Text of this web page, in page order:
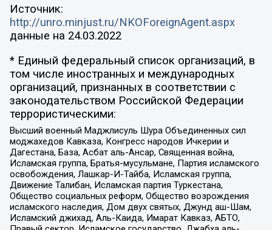
Источник:
http://unro.minjust.ru/NKOForeignAgent.aspx
данные на 24.03.2022
* Единый федеральный список организаций, в
том числе иностранных и международных
организаций, признанных в соответствии с
законодательством Российской Федерации
террористическими:
Высший военный Маджлисуль Шура Объединенных сил
моджахедов Кавказа, Конгресс народов Ичкерии и
Дагестана, База, Асбат аль-Ансар, Священная война,
Исламская группа, Братья-мусульмане, Партия исламского
освобождения, Лашкар-И-Тайба, Исламская группа,
Движение Талибан, Исламская партия Туркестана,
Общество социальных реформ, Общество возрождения
исламского наследия, Дом двух святых, Джунд аш-Шам,
Исламский джихад, Аль-Каида, Имарат Кавказ, АБТО,